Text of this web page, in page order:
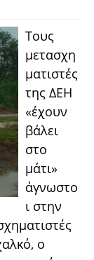
Τους
μετασχη
ματιστές
της ΔΕΗ
«έχουν
βάλει
στο
μάτι»
άγνωστο
ι στην
ο